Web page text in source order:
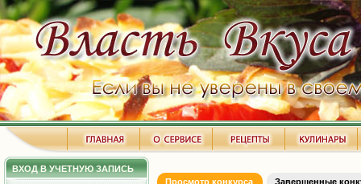
ВХОД В УЧЕТНУЮ ЗАПИСЬ
Просмотр конкурса Завершенные